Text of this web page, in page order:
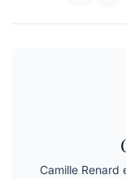
Camille Renard